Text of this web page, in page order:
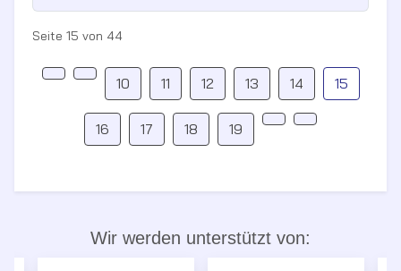
Seite 15 von 44
10 11 12 13 14 15
16 17 18 19
Wir werden unterstützt von: